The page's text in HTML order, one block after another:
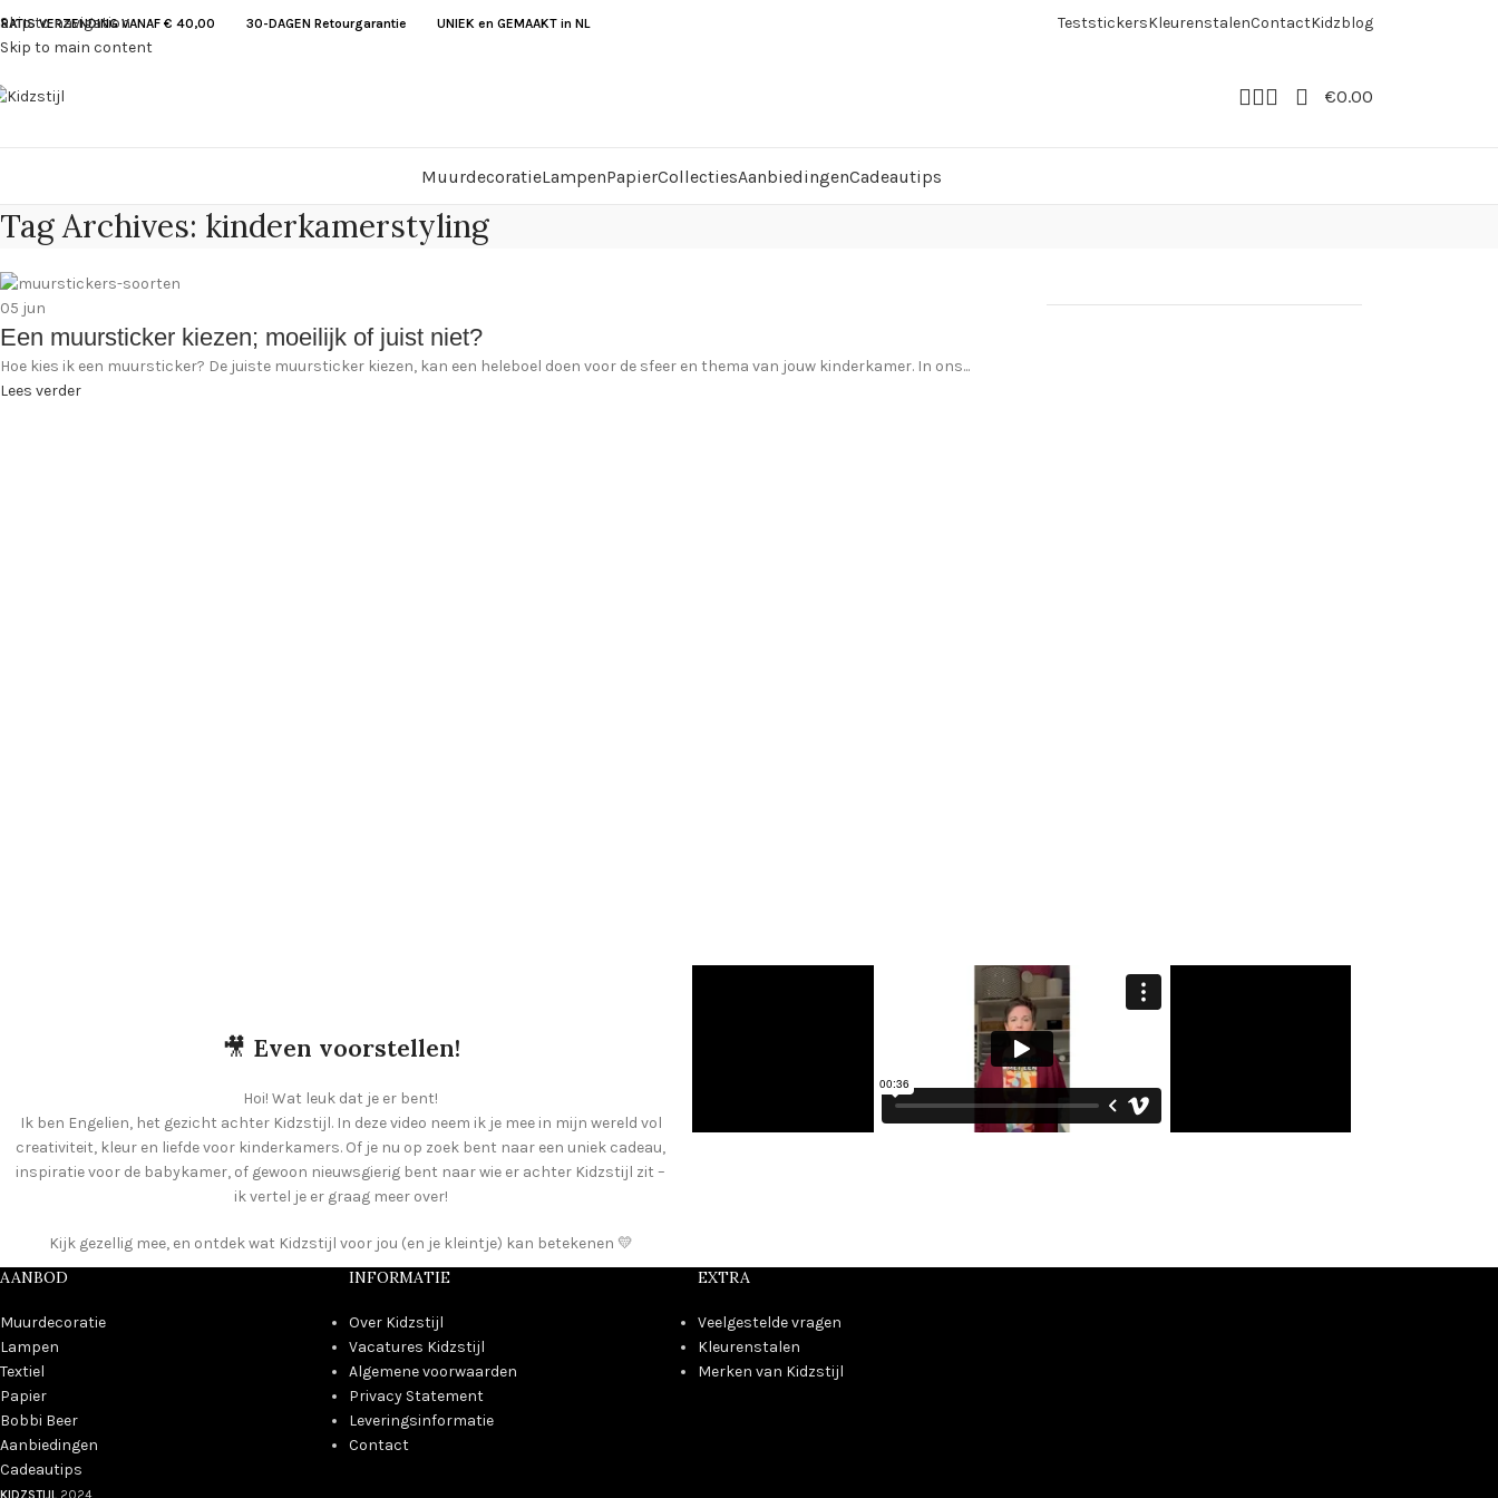
Skip to navigation
Skip to main content
VERZENDING VANAF € 40,00 30-DAGEN Retourgarantie UNIEK en GEMAAKT in NL TeststickersKleurenstalenContactKidzblog
€0.00
MuurdecoratieLampenPapierCollectiesAanbiedingenCadeautips
Tag Archives: kinderkamerstyling
05 jun
Een muursticker kiezen; moeilijk of juist niet?
Hoe kies ik een muursticker? De juiste muursticker kiezen, kan een heleboel doen voor de sfeer en thema van jouw kinderkamer. In ons...
Lees verder
🎥 Even voorstellen!
Hoi! Wat leuk dat je er bent!
Ik ben Engelien, het gezicht achter Kidzstijl. In deze video neem ik je mee in mijn wereld vol
creativiteit, kleur en liefde voor kinderkamers. Of je nu op zoek bent naar een uniek cadeau,
inspiratie voor de babykamer, of gewoon nieuwsgierig bent naar wie er achter Kidzstijl zit –
ik vertel je er graag meer over!
Kijk gezellig mee, en ontdek wat Kidzstijl voor jou (en je kleintje) kan betekenen 💛
AANBOD
Muurdecoratie
Lampen
Textiel
Papier
Bobbi Beer
Aanbiedingen
Cadeautips
INFORMATIE
Over Kidzstijl
Vacatures Kidzstijl
Algemene voorwaarden
Privacy Statement
Leveringsinformatie
Contact
EXTRA
Veelgestelde vragen
Kleurenstalen
Merken van Kidzstijl